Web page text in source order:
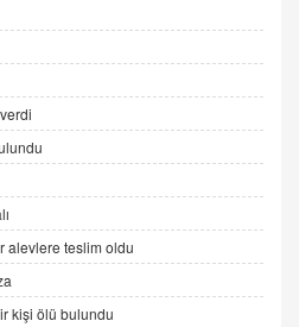
Ne? "Beraber Yürüyoruz"
ÖZKALE
Dava Açmadan Önce
alevlere teslim oldu
kişi ölü bulundu